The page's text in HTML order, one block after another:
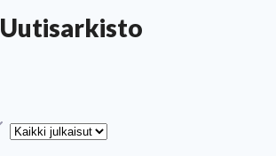
Uutisarkisto